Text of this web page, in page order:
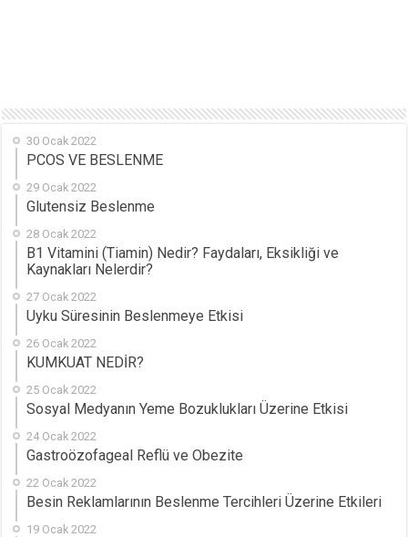
30 Ocak 2022
PCOS VE BESLENME
29 Ocak 2022
Glutensiz Beslenme
28 Ocak 2022
B1 Vitamini (Tiamin) Nedir? Faydaları, Eksikliği ve
Kaynakları Nelerdir?
27 Ocak 2022
Uyku Süresinin Beslenmeye Etkisi
26 Ocak 2022
KUMKUAT NEDİR?
25 Ocak 2022
Sosyal Medyanın Yeme Bozuklukları Üzerine Etkisi
24 Ocak 2022
Gastroözofageal Reflü ve Obezite
22 Ocak 2022
Besin Reklamlarının Beslenme Tercihleri Üzerine Etkileri
19 Ocak 2022